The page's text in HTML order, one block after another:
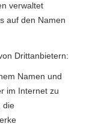
verwaltet
auf den Namen
Drittanbietern:
Namen und
im Internet zu
die